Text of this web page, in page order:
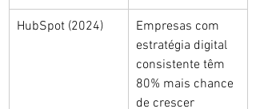
HubSpot (2024)
Empresas com
estratégia digital
consistente têm
80% mais chance
de crescer